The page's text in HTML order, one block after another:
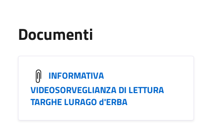
Documenti
INFORMATIVA
VIDEOSORVEGLIANZA DI LETTURA
TARGHE LURAGO d'ERBA